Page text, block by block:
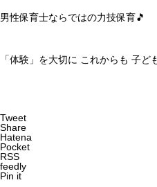
男性保育士ならではの力技保育🎵
「体験」を大切に これからも 子
Tweet
Share
Hatena
Pocket
RSS
feedly
Pin it